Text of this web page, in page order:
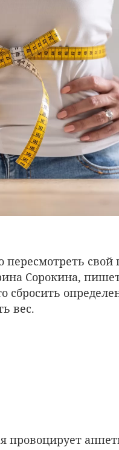
пересмотреть свой
Сорокина,
сбросить
вес.
провоцирует